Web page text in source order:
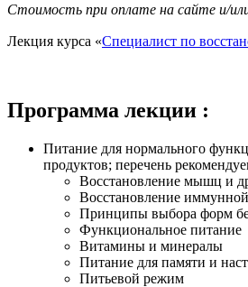
Стоимость при оплате на сайте и/
Лекция курса «Специалист по
Программа лекции :
Питание для нормального
продуктов; перечень
Восстанов­ление мышц и
Восстанов­ление
Принципы выбора форм
Функциональ­ное питание
Витамины и минералы
Питание для памяти и
Питьевой режим